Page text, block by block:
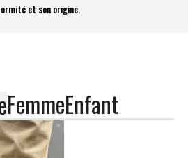
et son origine.
FemmeEnfant